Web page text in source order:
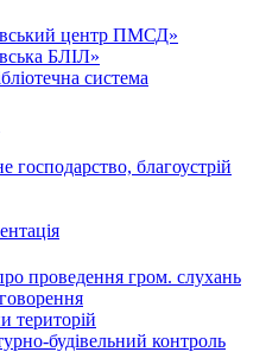
центр ПМСД»
БЛІЛ»
система
благоустрій
проведення гром. слухань
територій
будівельний контроль